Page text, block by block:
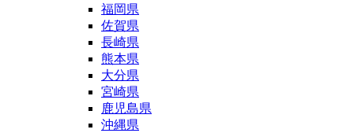
福岡県
佐賀県
長崎県
熊本県
大分県
宮崎県
鹿児島県
沖縄県